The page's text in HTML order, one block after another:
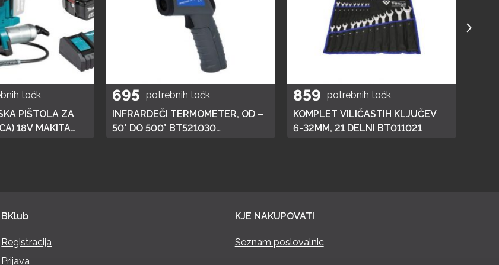
točk
PIŠTOLA ZA
18V MAKITA
695 potrebnih točk
INFRARDEČI TERMOMETER, OD –
50° DO 500° BT521030
859 potrebnih točk
KOMPLET VILIČASTIH KLJUČEV
6-32MM, 21 DELNI BT011021
BKlub
Registracija
Prijava
KJE NAKUPOVATI
Seznam poslovalnic